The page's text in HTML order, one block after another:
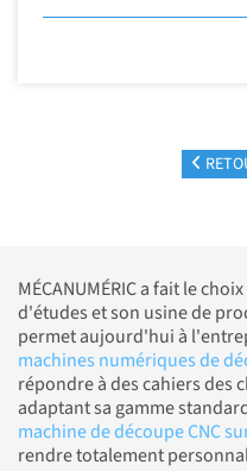
MÉCANUMÉRIC a fait le
d'études et son usine de
permet aujourd'hui à
machines numériques de
répondre à des cahiers des
adaptant sa gamme
machine de découpe CNC
rendre totalement